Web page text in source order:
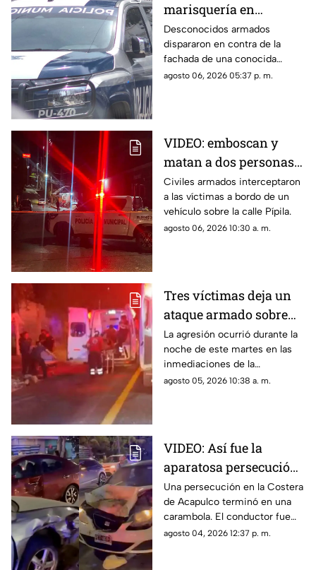
marisquería en
Zihuatanejo
Desconocidos armados
dispararon en contra de la
fachada de una conocida
marisquería en Zihutanejo de
agosto 06, 2026 05:37 p. m.
VIDEO: emboscan y
matan a dos personas
adentro de un coche en
Ometepec
Civiles armados interceptaron
a las víctimas a bordo de un
vehículo sobre la calle Pípila.
agosto 06, 2026 10:30 a. m.
Tres víctimas deja un
ataque armado sobre
carretera federal de
Iguala
La agresión ocurrió durante la
noche de este martes en las
inmediaciones de la
comunidad de El Naranjo.
agosto 05, 2026 10:38 a. m.
VIDEO: Así fue la
aparatosa persecución
que terminó en
carambola en la
Costera de Acapulco
Una persecución en la Costera
de Acapulco terminó en una
carambola. El conductor fue
detenido y reportan personas
agosto 04, 2026 12:37 p. m.